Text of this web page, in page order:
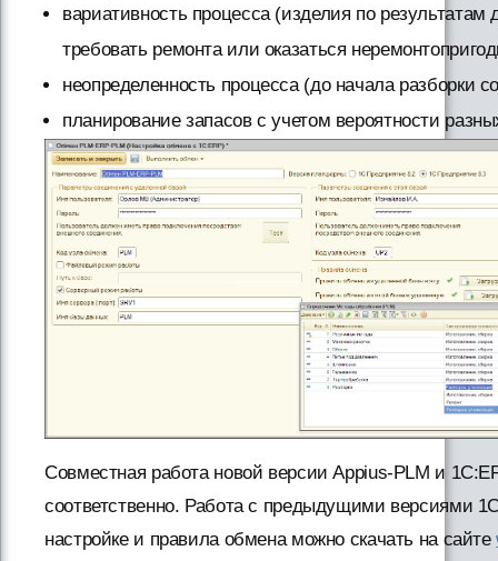
вариативность процесса (изделия по
требовать ремонта или оказаться
неопределенность процесса (до начала разборки
планирование запасов с учетом вероятности
Совместная работа новой версии Appius-PLM и
соответственно. Работа с предыдущими версиями
настройке и правила обмена можно скачать на сайте